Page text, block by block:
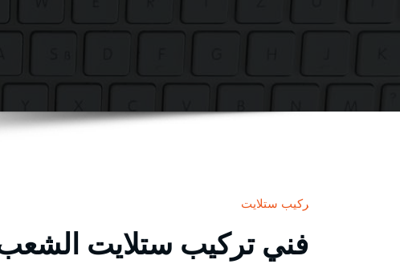
تركيب ستلايت